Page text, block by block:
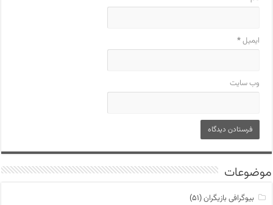
ایمیل*
وب‌ سایت
موضوعات
بیوگرافی بازیگران(۵۱)